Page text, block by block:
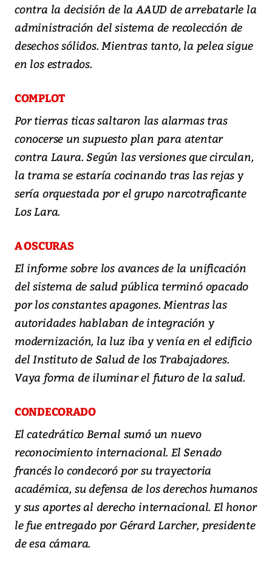
contra la decisión de la AAUD de arrebatarle la
administración del sistema de recolección de
desechos sólidos. Mientras tanto, la pelea sigue
en los estrados.
COMPLOT
Por tierras ticas saltaron las alarmas tras
conocerse un supuesto plan para atentar
contra Laura. Según las versiones que circulan,
la trama se estaría cocinando tras las rejas y
sería orquestada por el grupo narcotraficante
Los Lara.
A OSCURAS
El informe sobre los avances de la unificación
del sistema de salud pública terminó opacado
por los constantes apagones. Mientras las
autoridades hablaban de integración y
modernización, la luz iba y venía en el edificio
del Instituto de Salud de los Trabajadores.
Vaya forma de iluminar el futuro de la salud.
CONDECORADO
El catedrático Bernal sumó un nuevo
reconocimiento internacional. El Senado
francés lo condecoró por su trayectoria
académica, su defensa de los derechos humanos
y sus aportes al derecho internacional. El honor
le fue entregado por Gérard Larcher, presidente
de esa cámara.